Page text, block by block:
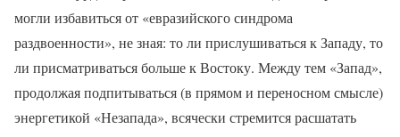
могли избавиться от «евразийского синдрома
раздвоенности», не зная: то ли прислушиваться к Западу, то
ли присматриваться больше к Востоку. Между тем «Запад»,
продолжая подпитываться (в прямом и переносном смысле)
энергетикой «Незапада», всячески стремится расшатать